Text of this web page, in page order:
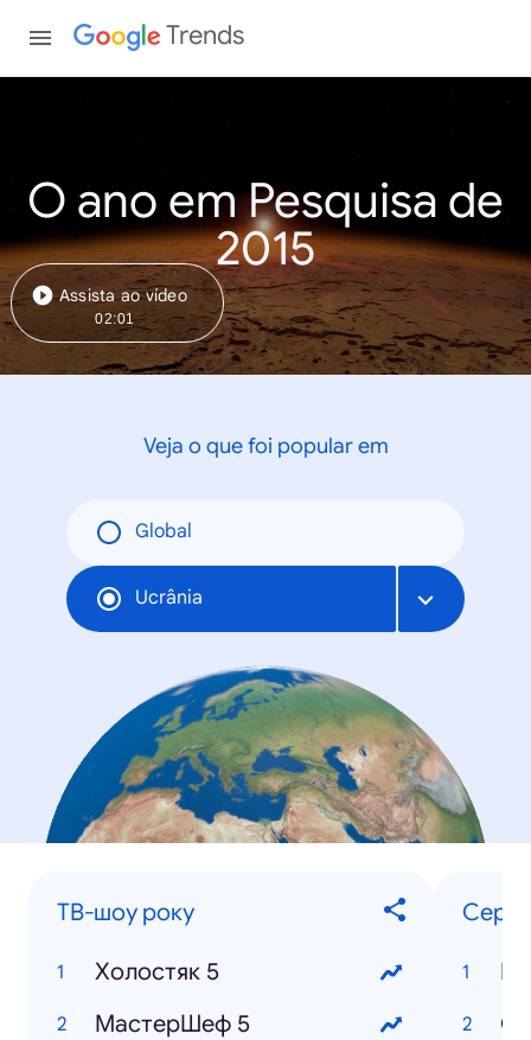
Trends
O ano em Pesquisa de
2015
Assista ao vídeo
02:01
Veja o que foi popular em
Global
Ucrânia
ТВ-шоу року
Холостяк 5
МастерШеф 5